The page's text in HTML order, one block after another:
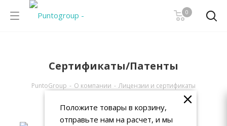
0
Сертификаты/Патенты
PuntoGroup - О компании - Лицензии и сертификаты
Положите товары в корзину,
отправьте нам на расчет, и мы